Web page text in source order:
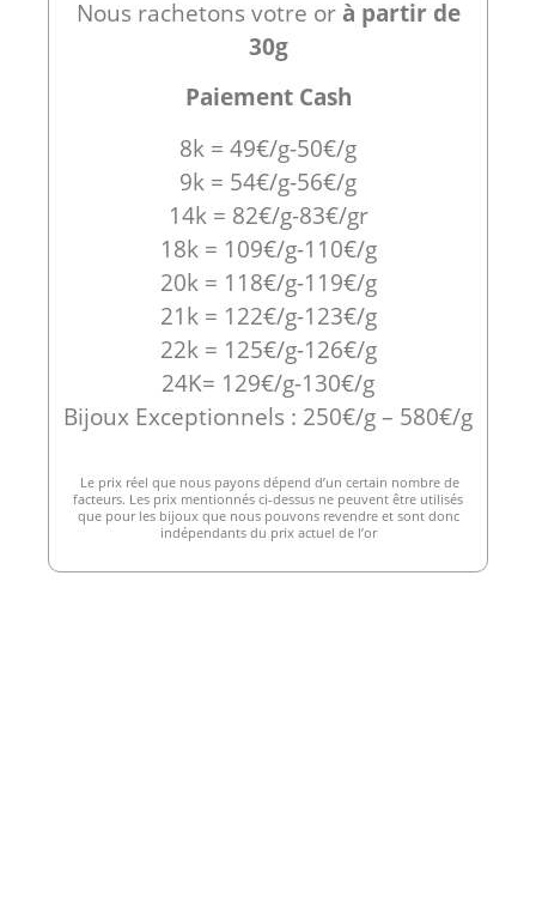
Nous rachetons votre orà partir de
30g
Paiement Cash
8k = 49€/g-50€/g
9k = 54€/g-56€/g
14k = 82€/g-83€/gr
18k = 109€/g-110€/g
20k = 118€/g-119€/g
21k = 122€/g-123€/g
22k = 125€/g-126€/g
24K= 129€/g-130€/g
Bijoux Exceptionnels : 250€/g – 580€/g
Le prix réel que nous payons dépend d’un certain nombre de
facteurs. Les prix mentionnés ci-dessus ne peuvent être utilisés
que pour les bijoux que nous pouvons revendre et sont donc
indépendants du prix actuel de l’or